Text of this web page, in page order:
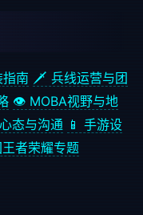
南 🗡️ 兵线运营与团
👁️ MOBA视野与地
态与沟通 📱 手游设
者荣耀专题